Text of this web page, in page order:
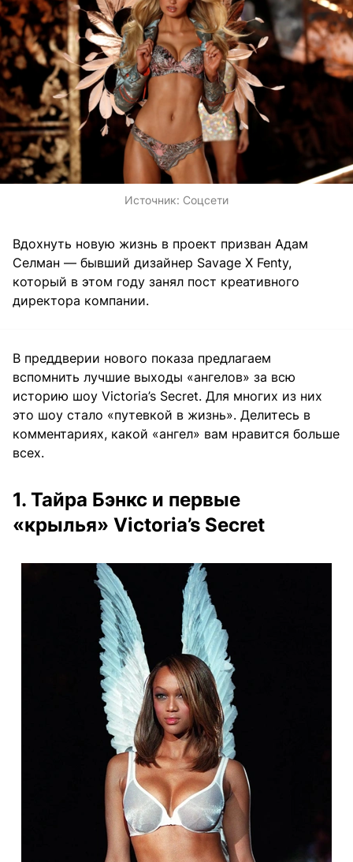
Источник: Соцсети
Вдохнуть новую жизнь в проект призван Адам
Селман — бывший дизайнер Savage X Fenty,
который в этом году занял пост креативного
директора компании.
В преддверии нового показа предлагаем
вспомнить лучшие выходы «ангелов» за всю
историю шоу Victoria’s Secret. Для многих из них
это шоу стало «путевкой в жизнь». Делитесь в
комментариях, какой «ангел» вам нравится больше
всех.
1. Тайра Бэнкс и первые
«крылья» Victoria’s Secret